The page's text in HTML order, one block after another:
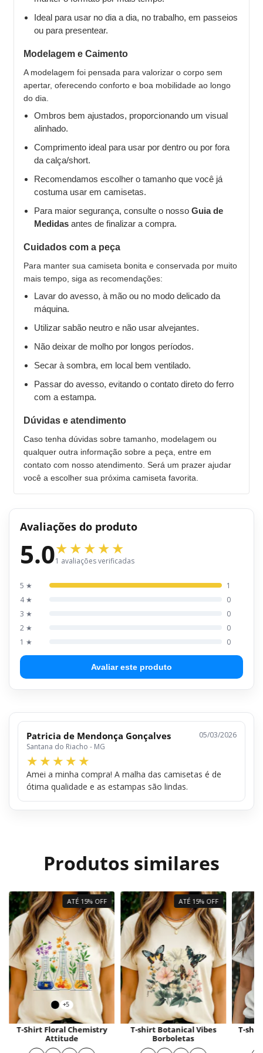
Ideal para usar no dia a dia, no trabalho, em passeios
ou para presentear.
Modelagem e Caimento
A modelagem foi pensada para valorizar o corpo sem
apertar, oferecendo conforto e boa mobilidade ao longo
do dia.
Ombros bem ajustados, proporcionando um visual
alinhado.
Comprimento ideal para usar por dentro ou por fora
da calça/short.
Recomendamos escolher o tamanho que você já
costuma usar em camisetas.
Para maior segurança, consulte o nosso Guia de
Medidas antes de finalizar a compra.
Cuidados com a peça
Para manter sua camiseta bonita e conservada por muito
mais tempo, siga as recomendações:
Lavar do avesso, à mão ou no modo delicado da
máquina.
Utilizar sabão neutro e não usar alvejantes.
Não deixar de molho por longos períodos.
Secar à sombra, em local bem ventilado.
Passar do avesso, evitando o contato direto do ferro
com a estampa.
Dúvidas e atendimento
Caso tenha dúvidas sobre tamanho, modelagem ou
qualquer outra informação sobre a peça, entre em
contato com nosso atendimento. Será um prazer ajudar
você a escolher sua próxima camiseta favorita.
Avaliações do produto
5.01 avaliações verificadas
5 ★
1
4 ★
0
3 ★
0
2 ★
0
1 ★
0
Avaliar este produto
Patricia de Mendonça Gonçalves
Santana do Riacho - MG
05/03/2026
Amei a minha compra! A malha das camisetas é de
ótima qualidade e as estampas são lindas.
Produtos similares
ATÉ 15% OFF
+5
T-Shirt Floral Chemistry
Attitude
ATÉ 15% OFF
T-shirt Botanical Vibes
Borboletas
T-